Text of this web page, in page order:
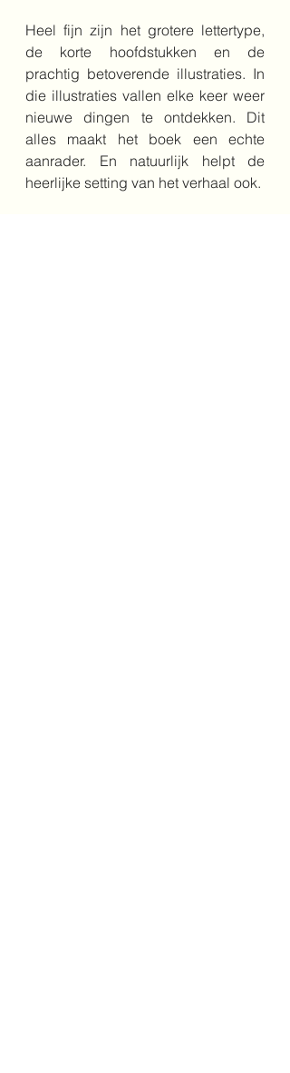
Heel fijn zijn het grotere lettertype,
de korte hoofdstukken en de
prachtig betoverende illustraties. In
die illustraties vallen elke keer weer
nieuwe dingen te ontdekken. Dit
alles maakt het boek een echte
aanrader. En natuurlijk helpt de
heerlijke setting van het verhaal ook.